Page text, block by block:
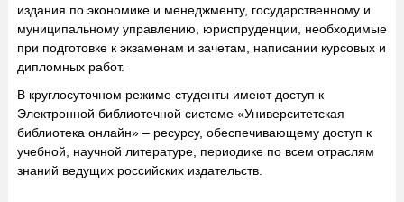
издания по экономике и менеджменту, государственному и
муниципальному управлению, юриспруденции, необходимые
при подготовке к экзаменам и зачетам, написании курсовых и
дипломных работ.
В круглосуточном режиме студенты имеют доступ к
Электронной библиотечной системе «Университетская
библиотека онлайн» – ресурсу, обеспечивающему доступ к
учебной, научной литературе, периодике по всем отраслям
знаний ведущих российских издательств.